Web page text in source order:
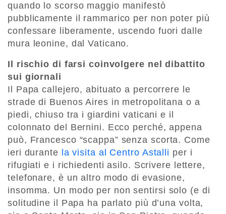
quando lo scorso maggio manifestò
pubblicamente il rammarico per non poter più
confessare liberamente, uscendo fuori dalle
mura leonine, dal Vaticano.
Il rischio di farsi coinvolgere nel dibattito
sui giornali
Il Papa callejero, abituato a percorrere le
strade di Buenos Aires in metropolitana o a
piedi, chiuso tra i giardini vaticani e il
colonnato del Bernini. Ecco perché, appena
può, Francesco “scappa” senza scorta. Come
ieri durante la visita al Centro Astalli per i
rifugiati e i richiedenti asilo. Scrivere lettere,
telefonare, è un altro modo di evasione,
insomma. Un modo per non sentirsi solo (e di
solitudine il Papa ha parlato più d’una volta,